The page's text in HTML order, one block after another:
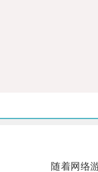
随着网络游